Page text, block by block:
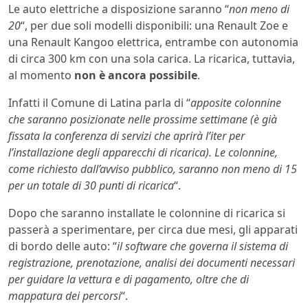
Le auto elettriche a disposizione saranno “non meno di
20“, per due soli modelli disponibili: una Renault Zoe e
una Renault Kangoo elettrica, entrambe con autonomia
di circa 300 km con una sola carica. La ricarica, tuttavia,
al momento non è ancora possibile.
Infatti il Comune di Latina parla di “apposite colonnine
che saranno posizionate nelle prossime settimane (è già
fissata la conferenza di servizi che aprirà l’iter per
l’installazione degli apparecchi di ricarica). Le colonnine,
come richiesto dall’avviso pubblico, saranno non meno di 15
per un totale di 30 punti di ricarica“.
Dopo che saranno installate le colonnine di ricarica si
passerà a sperimentare, per circa due mesi, gli apparati
di bordo delle auto: “il software che governa il sistema di
registrazione, prenotazione, analisi dei documenti necessari
per guidare la vettura e di pagamento, oltre che di
mappatura dei percorsi“.